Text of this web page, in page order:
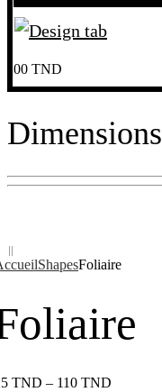
00 TND
ShapesFoliaire
TND – 110 TND